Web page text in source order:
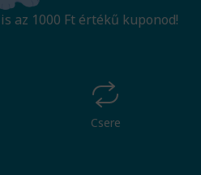
az 1000 Ft értékű kuponod!
Csere